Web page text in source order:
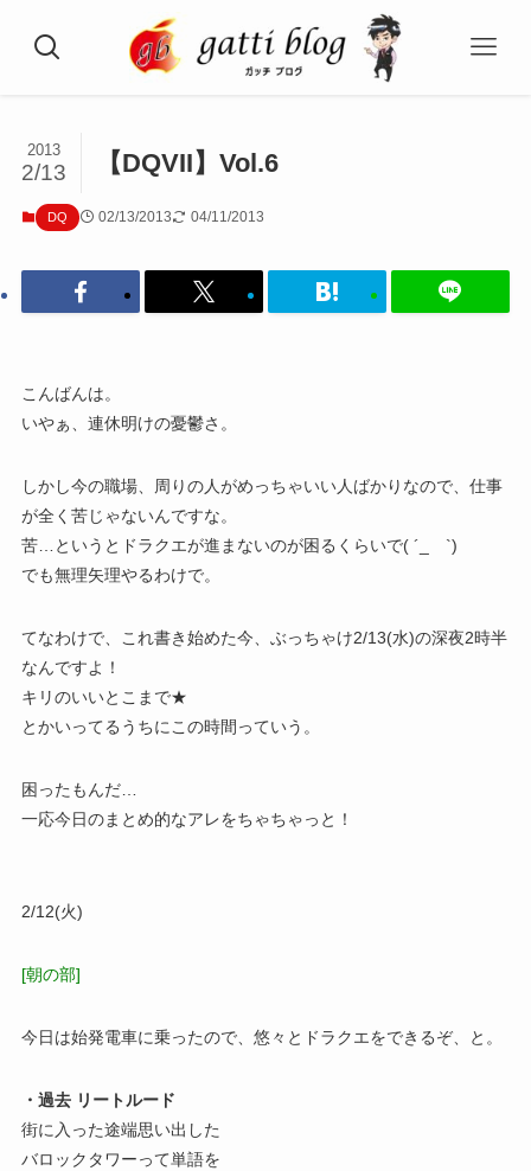
【DQVII】Vol.6
2013
2/13
DQ 02/13/2013 04/11/2013
こんばんは。
いやぁ、連休明けの憂鬱さ。
しかし今の職場、周りの人がめっちゃいい人ばかりなので、仕事
が全く苦じゃないんですな。
苦…というとドラクエが進まないのが困るくらいで( ´_ゝ`)
でも無理矢理やるわけで。
てなわけで、これ書き始めた今、ぶっちゃけ2/13(水)の深夜2時半
なんですよ！
キリのいいとこまで★
とかいってるうちにこの時間っていう。
困ったもんだ…
一応今日のまとめ的なアレをちゃちゃっと！
2/12(火)
[朝の部]
今日は始発電車に乗ったので、悠々とドラクエをできるぞ、と。
・過去 リートルード
街に入った途端思い出した
バロックタワーって単語を